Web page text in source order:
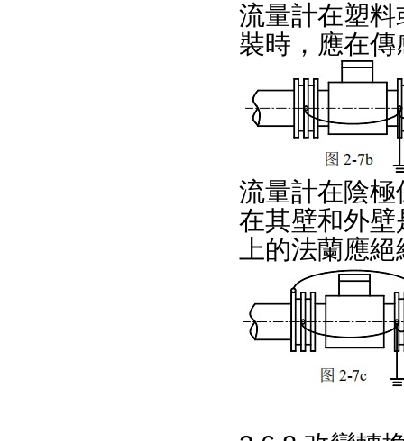
流量計在塑料
裝時，應
流量計在陰極
在其壁和外
上的法蘭應絕緣